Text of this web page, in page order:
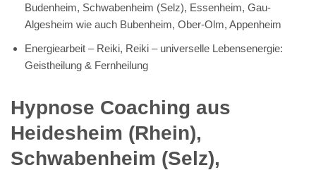
Budenheim, Schwabenheim (Selz), Essenheim, Gau-
Algesheim wie auch Bubenheim, Ober-Olm, Appenheim
Energiearbeit – Reiki, Reiki – universelle Lebensenergie:
Geistheilung & Fernheilung
Hypnose Coaching aus
Heidesheim (Rhein),
Schwabenheim (Selz),